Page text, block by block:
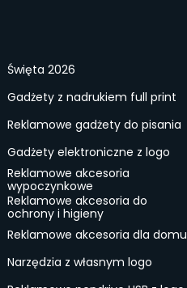
Święta 2026
Gadżety z nadrukiem full print
Reklamowe gadżety do pisania
Gadżety elektroniczne z logo
Reklamowe akcesoria
wypoczynkowe
Reklamowe akcesoria do
ochrony i higieny
Reklamowe akcesoria dla domu
Narzędzia z własnym logo